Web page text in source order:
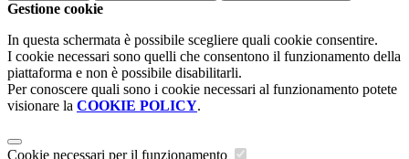
Gestione cookie
In questa schermata è possibile scegliere quali cookie consentire.
I cookie necessari sono quelli che consentono il funzionamento della
piattaforma e non è possibile disabilitarli.
Per conoscere quali sono i cookie necessari al funzionamento potete
visionare la COOKIE POLICY.
Cookie necessari per il funzionamento